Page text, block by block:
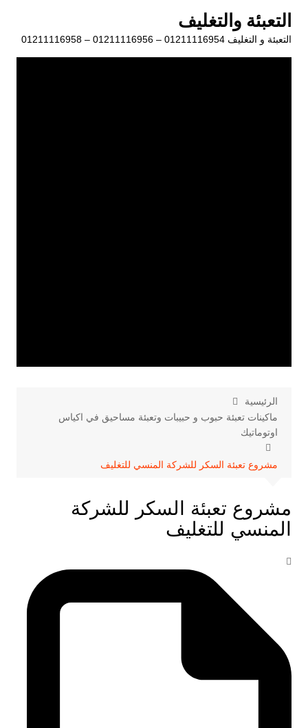
المحتوى
التعبئة والتغليف
التعبئة و التغليف 01211116954 – 01211116956 – 01211116958
الرئيسية
ماكينات تعبئة حبوب و حبيبات وتعبئة مساحيق في اكياس
اوتوماتيك
مشروع تعبئة السكر للشركة المنسي للتغليف
مشروع تعبئة السكر للشركة
المنسي للتغليف